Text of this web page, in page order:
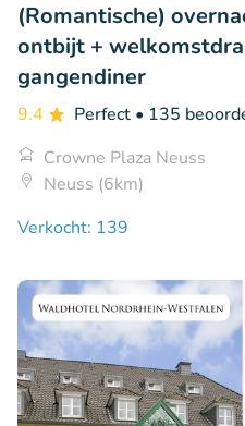
(Romantische)
ontbijt +
gangendiner
9.4 Perfect • 135
Crowne Plaza Neuss
Neuss (6km)
Verkocht: 139